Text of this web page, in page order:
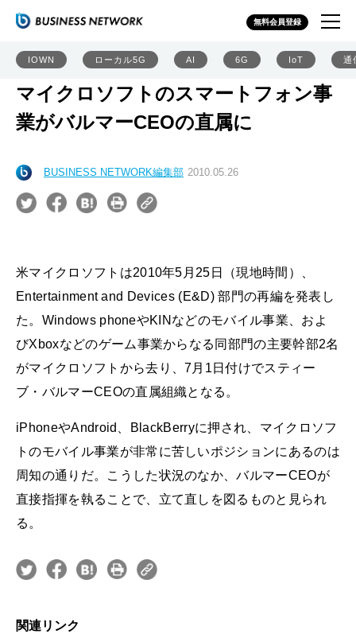
無料会員登録
IOWN ローカル5G AI 6G IoT 通
マイクロソフトのスマートフォン事
業がバルマーCEOの直属に
BUSINESS NETWORK編集部 2010.05.26
米マイクロソフトは2010年5月25日（現地時間）、
Entertainment and Devices (E&D) 部門の再編を発表し
た。Windows phoneやKINなどのモバイル事業、およ
びXboxなどのゲーム事業からなる同部門の主要幹部2名
がマイクロソフトから去り、7月1日付けでスティー
ブ・バルマーCEOの直属組織となる。
iPhoneやAndroid、BlackBerryに押され、マイクロソフ
トのモバイル事業が非常に苦しいポジションにあるのは
周知の通りだ。こうした状況のなか、バルマーCEOが
直接指揮を執ることで、立て直しを図るものと見られ
る。
関連リンク